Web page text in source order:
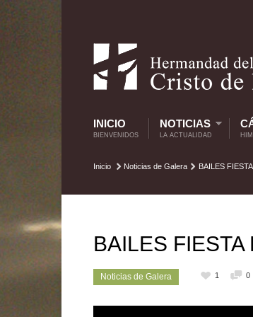
INICIO
BIENVENIDOS
NOTICIAS
LA ACTUALIDAD
Inicio Noticias de Galera BAILES
BAILES
Noticias de Galera 1 0